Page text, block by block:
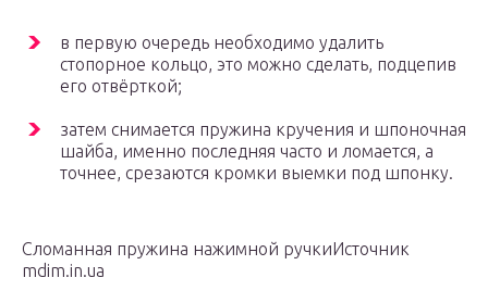
в первую очередь необходимо удалить
стопорное кольцо, это можно сделать, подцепив
его отвёрткой;
затем снимается пружина кручения и шпоночная
шайба, именно последняя часто и ломается, а
точнее, срезаются кромки выемки под шпонку.
Сломанная пружина нажимной ручкиИсточник
mdim.in.ua